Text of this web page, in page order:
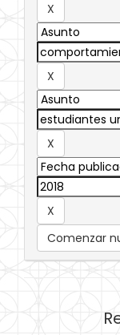
Comenzar